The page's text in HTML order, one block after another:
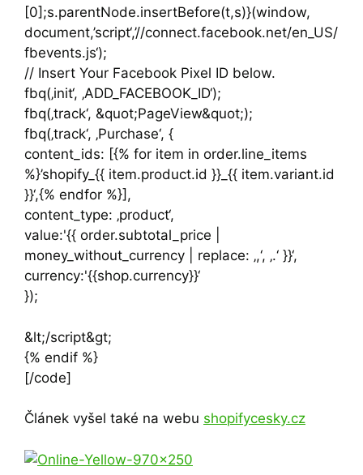
[0];s.parentNode.insertBefore(t,s)}(window,
document,’script‘,’//connect.facebook.net/en_US/
fbevents.js‘);
// Insert Your Facebook Pixel ID below.
fbq(‚init‘, ‚ADD_FACEBOOK_ID‘);
fbq(‚track‘, &quot;PageView&quot;);
fbq(‚track‘, ‚Purchase‘, {
content_ids: [{% for item in order.line_items
%}’shopify_{{ item.product.id }}_{{ item.variant.id
}}‘,{% endfor %}],
content_type: ‚product‘,
value:'{{ order.subtotal_price |
money_without_currency | replace: ‚,‘, ‚.‘ }}‘,
currency:'{{shop.currency}}‘
});
&lt;/script&gt;
{% endif %}
[/code]
Článek vyšel také na webu shopifycesky.cz